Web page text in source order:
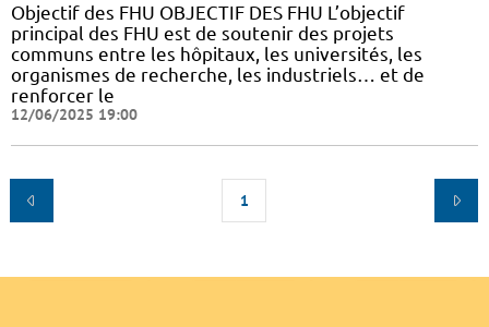
Objectif des FHU OBJECTIF DES FHU L’objectif
principal des FHU est de soutenir des projets
communs entre les hôpitaux, les universités, les
organismes de recherche, les industriels… et de
renforcer le
12/06/2025 19:00
1